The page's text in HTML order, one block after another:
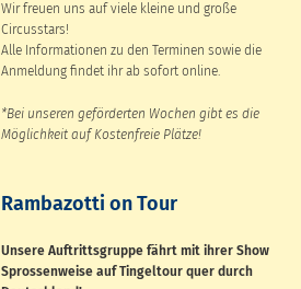
Wir freuen uns auf viele kleine und große
Circusstars!
Alle Informationen zu den Terminen sowie die
Anmeldung findet ihr ab sofort online.
*Bei unseren geförderten Wochen gibt es die
Möglichkeit auf Kostenfreie Plätze!
Rambazotti on Tour
Unsere Auftrittsgruppe fährt mit ihrer Show
Sprossenweise auf Tingeltour quer durch